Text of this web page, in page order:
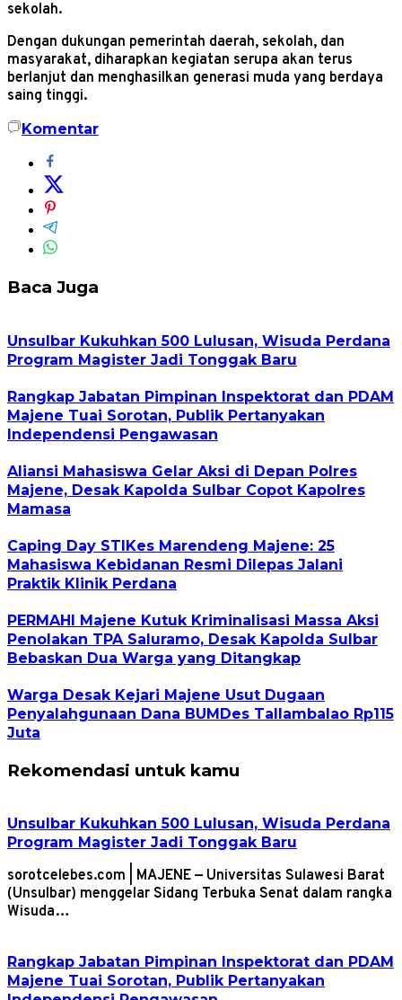
sekolah.
Dengan dukungan pemerintah daerah, sekolah, dan
masyarakat, diharapkan kegiatan serupa akan terus
berlanjut dan menghasilkan generasi muda yang berdaya
saing tinggi.
Komentar
Baca Juga
Unsulbar Kukuhkan 500 Lulusan, Wisuda Perdana
Program Magister Jadi Tonggak Baru
Rangkap Jabatan Pimpinan Inspektorat dan PDAM
Majene Tuai Sorotan, Publik Pertanyakan
Independensi Pengawasan
Aliansi Mahasiswa Gelar Aksi di Depan Polres
Majene, Desak Kapolda Sulbar Copot Kapolres
Mamasa
Caping Day STIKes Marendeng Majene: 25
Mahasiswa Kebidanan Resmi Dilepas Jalani
Praktik Klinik Perdana
PERMAHI Majene Kutuk Kriminalisasi Massa Aksi
Penolakan TPA Saluramo, Desak Kapolda Sulbar
Bebaskan Dua Warga yang Ditangkap
Warga Desak Kejari Majene Usut Dugaan
Penyalahgunaan Dana BUMDes Tallambalao Rp115
Juta
Rekomendasi untuk kamu
Unsulbar Kukuhkan 500 Lulusan, Wisuda Perdana
Program Magister Jadi Tonggak Baru
sorotcelebes.com | MAJENE — Universitas Sulawesi Barat
(Unsulbar) menggelar Sidang Terbuka Senat dalam rangka
Wisuda…
Rangkap Jabatan Pimpinan Inspektorat dan PDAM
Majene Tuai Sorotan, Publik Pertanyakan